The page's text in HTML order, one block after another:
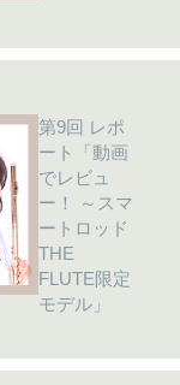
第9回 レポ
ート「動画
でレビュ
ー！ ～スマ
ートロッド
THE
FLUTE限定
モデル」